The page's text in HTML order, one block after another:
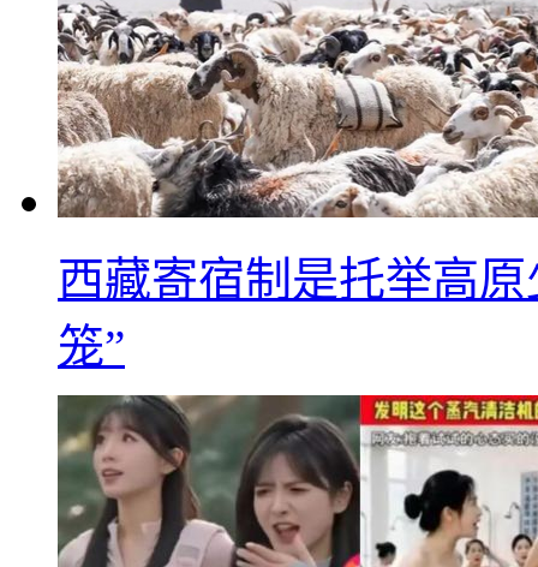
西藏寄宿制是托举高
笼”